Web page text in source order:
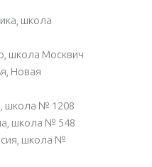
школа
школа Москвич
Новая
школа № 1208
школа № 548
школа №